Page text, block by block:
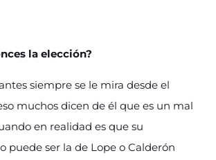
la elección?
siempre se le mira desde el
muchos dicen de él que es un mal
en realidad es que su
puede ser la de Lope o Calderón